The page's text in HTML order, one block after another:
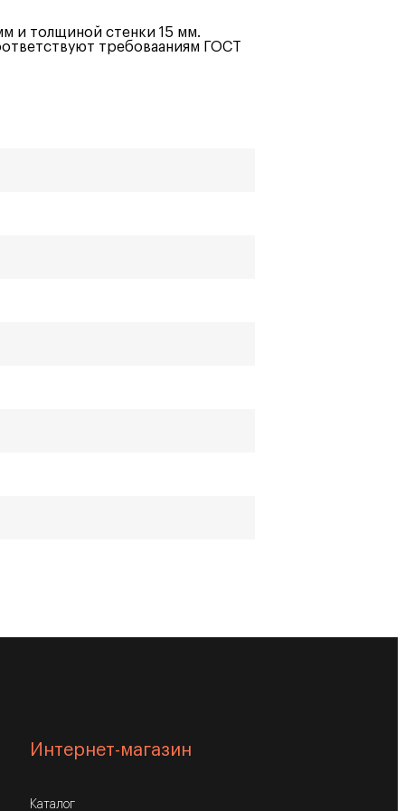
и толщиной стенки 15 мм.
требовааниям ГОСТ
Интернет-магазин
Каталог